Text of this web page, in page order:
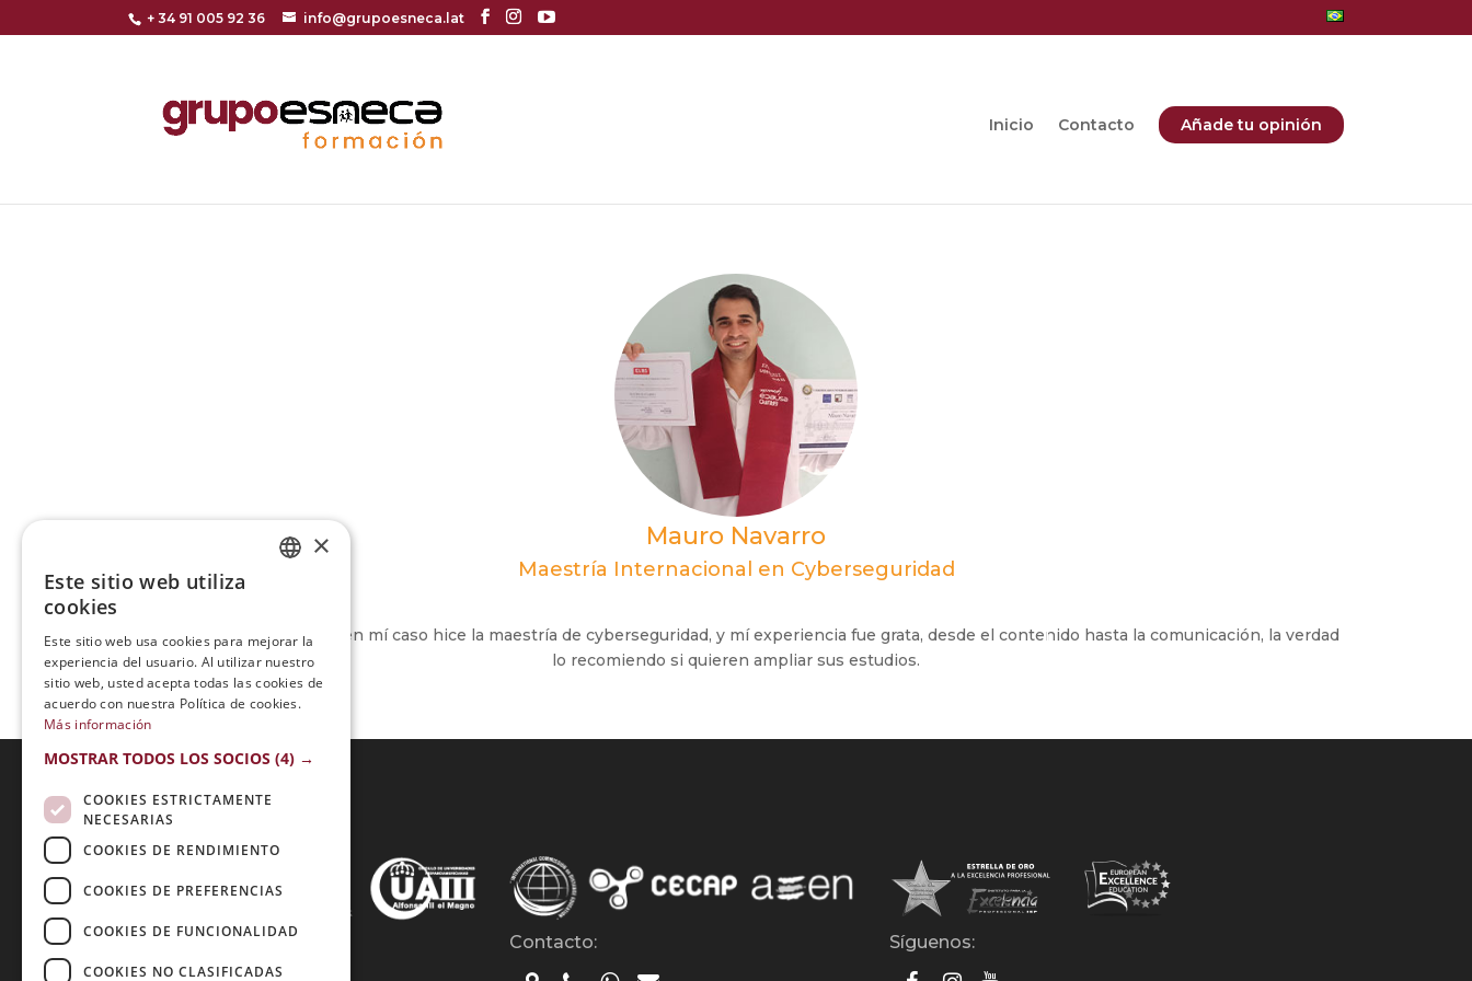
+ 34 91 005 92 36 info@grupoesneca.lat
Inicio Contacto Añade tu opinión
Mauro Navarro
Maestría Internacional en Cyberseguridad
El curso me gustó mucho, en mí caso hice la maestría de cyberseguridad, y mí experiencia fue grata, desde el contenido hasta la comunicación, la verdad
lo recomiendo si quieren ampliar sus estudios.
Acreditaciones:
Métodos de Pago: Contacto: Síguenos:
×
Este sitio web utiliza
cookies
Este sitio web usa cookies para mejorar la
experiencia del usuario. Al utilizar nuestro
sitio web, usted acepta todas las cookies de
acuerdo con nuestra Política de cookies.
Más información
MOSTRAR TODOS LOS SOCIOS (4) →
COOKIES ESTRICTAMENTE
NECESARIAS
COOKIES DE RENDIMIENTO
COOKIES DE PREFERENCIAS
COOKIES DE FUNCIONALIDAD
COOKIES NO CLASIFICADAS